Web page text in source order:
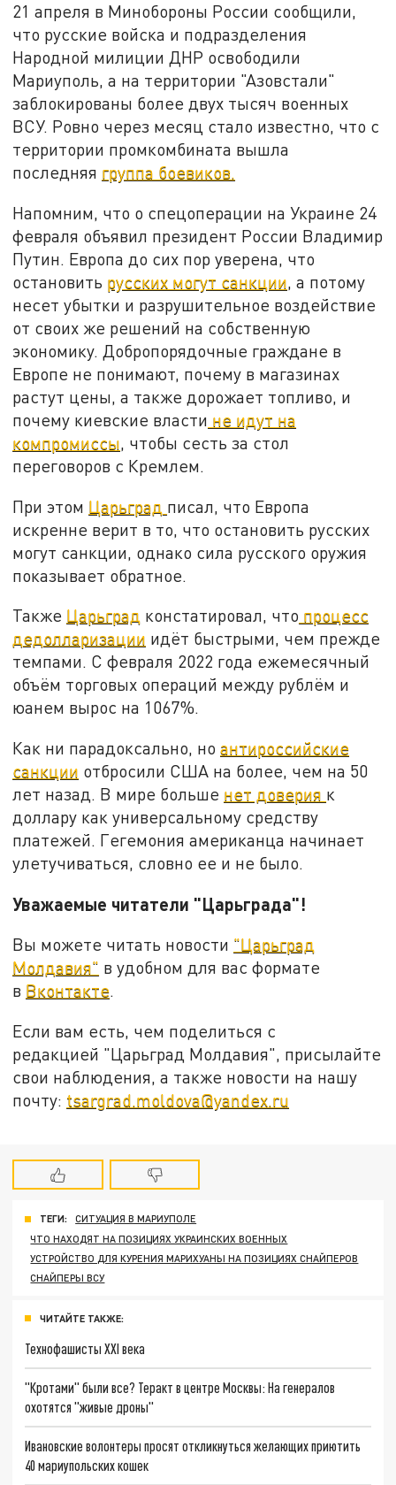
21 апреля в Минобороны России сообщили,
что русские войска и подразделения
Народной милиции ДНР освободили
Мариуполь, а на территории "Азовстали"
заблокированы более двух тысяч военных
ВСУ. Ровно через месяц стало известно, что с
территории промкомбината вышла
последняя группа боевиков.
Напомним, что о спецоперации на Украине 24
февраля объявил президент России Владимир
Путин. Европа до сих пор уверена, что
остановить русских могут санкции, а потому
несет убытки и разрушительное воздействие
от своих же решений на собственную
экономику. Добропорядочные граждане в
Европе не понимают, почему в магазинах
растут цены, а также дорожает топливо, и
почему киевские власти не идут на
компромиссы, чтобы сесть за стол
переговоров с Кремлем.
При этом Царьград писал, что Европа
искренне верит в то, что остановить русских
могут санкции, однако сила русского оружия
показывает обратное.
Также Царьград констатировал, что процесс
дедолларизации идёт быстрыми, чем прежде
темпами. С февраля 2022 года ежемесячный
объём торговых операций между рублём и
юанем вырос на 1067%.
Как ни парадоксально, ноантироссийские
санкции отбросили США на более, чем на 50
лет назад. В мире больше нет доверия к
доллару как универсальному средству
платежей. Гегемония американца начинает
улетучиваться, словно ее и не было.
Уважаемые читатели "Царьграда"!
Вы можете читать новости "Царьград
Молдавия" в удобном для вас формате
в Вконтакте.
Если вам есть, чем поделиться с
редакцией "Царьград Молдавия", присылайте
свои наблюдения, а также новости на нашу
почту: tsargrad.moldova@yandex.ru
ТЕГИ:
СИТУАЦИЯ В МАРИУПОЛЕ
ЧТО НАХОДЯТ НА ПОЗИЦИЯХ УКРАИНСКИХ ВОЕННЫХ
УСТРОЙСТВО ДЛЯ КУРЕНИЯ МАРИХУАНЫ НА ПОЗИЦИЯХ СНАЙПЕРОВ
СНАЙПЕРЫ ВСУ
ЧИТАЙТЕ ТАКЖЕ:
Технофашисты XXI века
"Кротами" были все? Теракт в центре Москвы: На генералов
охотятся "живые дроны"
Ивановские волонтеры просят откликнуться желающих приютить
40 мариупольских кошек